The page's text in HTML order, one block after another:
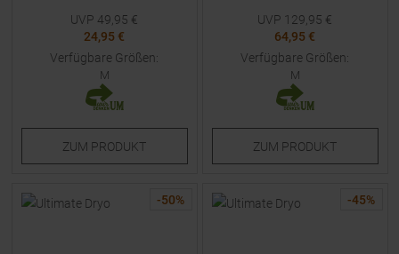
UVP 49,95 €
24,95 €
Verfügbare Größen:
M
ZUM PRODUKT
UVP 129,95 €
64,95 €
Verfügbare Größen:
M
ZUM PRODUKT
-50% -45%